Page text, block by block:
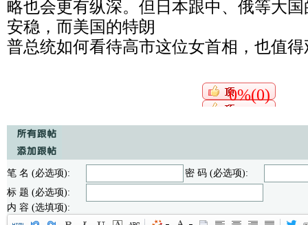
略也会更有纵深。但日本跟中、俄等大
安稳，而美国的特朗
普总统如何看待高市这位女首相，也值得
0%(0)
笔 名 (必选项):
密 码 (必选项):
标 题 (必选项):
内 容 (选填项):